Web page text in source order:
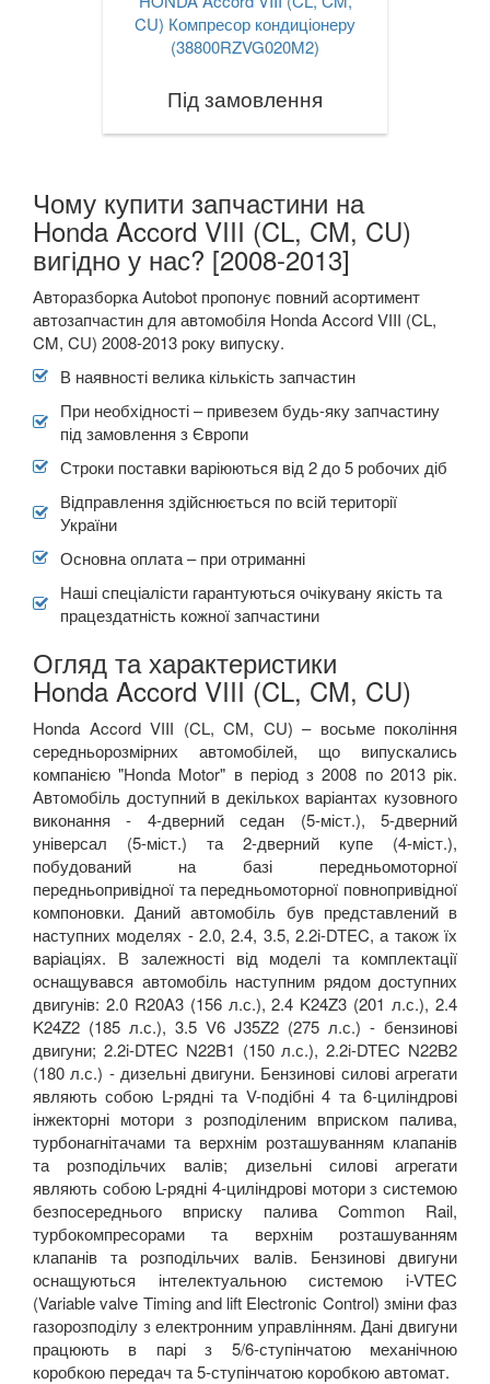
VOLKSWAGEN
В наявності!
CU) Компресор кондиціонеру
(38800RZVG020M2)
Під замовлення
Чому купити запчастини на
Honda Accord VIII (CL, CM, CU)
вигідно у нас? [2008-2013]
Авторазборка Autobot пропонує повний асортимент
автозапчастин для автомобіля Honda Accord VІIІ (CL,
CM, CU) 2008-2013 року випуску.
В наявності велика кількість запчастин
При необхідності – привезем будь-яку запчастину
під замовлення з Європи
Строки поставки варіюються від 2 до 5 робочих діб
Відправлення здійснюється по всій території
України
Основна оплата – при отриманні
Наші спеціалісти гарантуються очікувану якість та
працездатність кожної запчастини
Огляд та характеристики
Honda Accord VIII (CL, CM, CU)
Honda Accord VІIІ (CL, CM, CU) – восьме покоління
середньорозмірних автомобілей, що випускались
компанією "Honda Motor" в період з 2008 по 2013 рік.
Автомобіль доступний в декількох варіантах кузовного
виконання - 4-дверний седан (5-міст.), 5-дверний
універсал (5-міст.) та 2-дверний купе (4-міст.),
побудований на базі передньомоторної
передньопривідної та передньомоторної повнопривідної
компоновки. Даний автомобіль був представлений в
наступних моделях - 2.0, 2.4, 3.5, 2.2i-DTEC, а також їх
варіаціях. В залежності від моделі та комплектації
оснащувався автомобіль наступним рядом доступних
двигунів: 2.0 R20A3 (156 л.с.), 2.4 K24Z3 (201 л.с.), 2.4
K24Z2 (185 л.с.), 3.5 V6 J35Z2 (275 л.с.) - бензинові
двигуни; 2.2i-DTEC N22B1 (150 л.с.), 2.2i-DTEC N22B2
(180 л.с.) - дизельні двигуни. Бензинові силові агрегати
являють собою L-рядні та V-подібні 4 та 6-циліндрові
інжекторні мотори з розподіленим вприском палива,
турбонагнітачами та верхнім розташуванням клапанів
та розподільчих валів; дизельні силові агрегати
являють собою L-рядні 4-циліндрові мотори з системою
безпосереднього вприску палива Common Rail,
турбокомпресорами та верхнім розташуванням
клапанів та розподільчих валів. Бензинові двигуни
оснащуються інтелектуальною системою i-VTEC
(Variable valve Timing and lift Electronic Control) зміни фаз
газорозподілу з електронним управлінням. Дані двигуни
працюють в парі з 5/6-ступінчатою механічною
коробкою передач та 5-ступінчатою коробкою автомат.